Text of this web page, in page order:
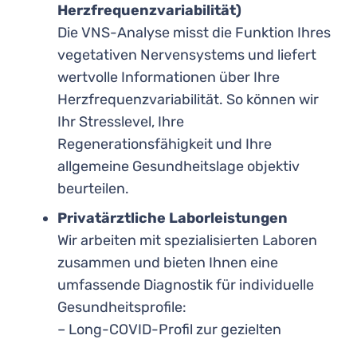
Herzfrequenzvariabilität)
Die VNS-Analyse misst die Funktion Ihres
vegetativen Nervensystems und liefert
wertvolle Informationen über Ihre
Herzfrequenzvariabilität. So können wir
Ihr Stresslevel, Ihre
Regenerationsfähigkeit und Ihre
allgemeine Gesundheitslage objektiv
beurteilen.
Privatärztliche Laborleistungen
Wir arbeiten mit spezialisierten Laboren
zusammen und bieten Ihnen eine
umfassende Diagnostik für individuelle
Gesundheitsprofile:
– Long-COVID-Profil zur gezielten